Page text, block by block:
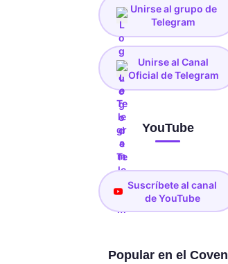
Unirse al grupo de
Telegram
Unirse al Canal
Oficial de Telegram
YouTube
Suscríbete al canal
de YouTube
Popular en el Coven